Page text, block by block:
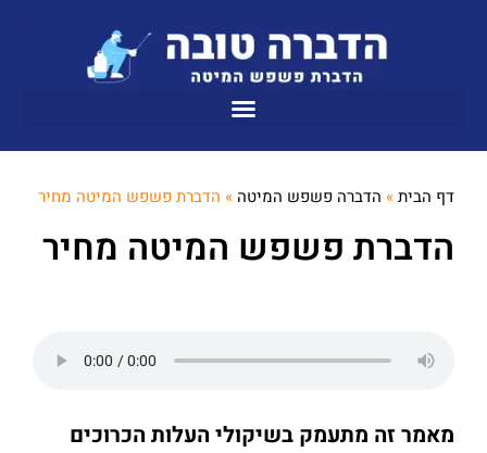
דף הבית» הדברה פשפש המיטה » הדברת פשפש המיטה מחיר
הדברת פשפש המיטה מחיר
מאמר זה מתעמק בשיקולי העלות הכרוכים